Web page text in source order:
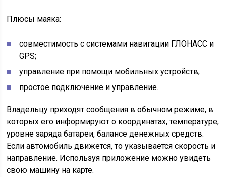
Плюсы маяка:
совместимость с системами навигации ГЛОНАСС и
GPS;
управление при помощи мобильных устройств;
простое подключение и управление.
Владельцу приходят сообщения в обычном режиме, в
которых его информируют о координатах, температуре,
уровне заряда батареи, балансе денежных средств.
Если автомобиль движется, то указывается скорость и
направление. Используя приложение можно увидеть
свою машину на карте.